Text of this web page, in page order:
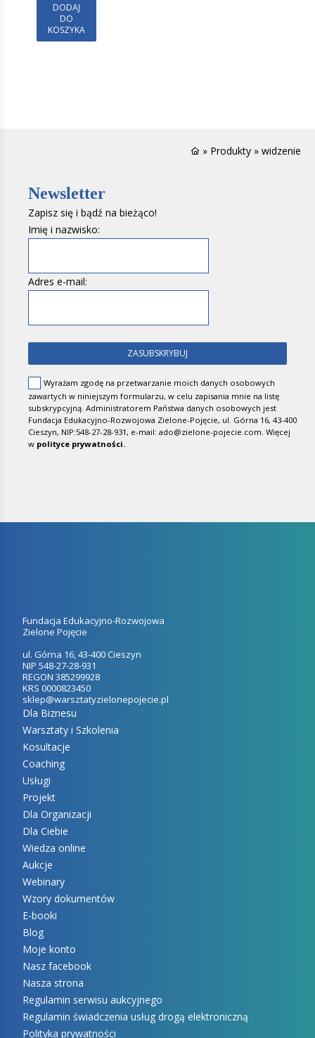
DODAJ
DO
KOSZYKA
» Produkty » widzenie
Newsletter
Zapisz się i bądź na bieżąco!
Imię i nazwisko:
Adres e-mail:
Wyrażam zgodę na przetwarzanie moich danych osobowych
zawartych w niniejszym formularzu, w celu zapisania mnie na listę
subskrypcyjną. Administratorem Państwa danych osobowych jest
Fundacja Edukacyjno-Rozwojowa Zielone-Pojęcie, ul. Górna 16, 43-400
Cieszyn, NIP:548-27-28-931, e-mail: ado@zielone-pojecie.com. Więcej
w polityce prywatności.
Fundacja Edukacyjno-Rozwojowa
Zielone Pojęcie
ul. Górna 16, 43-400 Cieszyn
NIP 548-27-28-931
REGON 385299928
KRS 0000823450
sklep@warsztatyzielonepojecie.pl
Dla Biznesu
Warsztaty i Szkolenia
Kosultacje
Coaching
Usługi
Projekt
Dla Organizacji
Dla Ciebie
Wiedza online
Aukcje
Webinary
Wzory dokumentów
E-booki
Blog
Moje konto
Nasz facebook
Nasza strona
Regulamin serwisu aukcyjnego
Regulamin świadczenia usług drogą elektroniczną
Polityka prywatności